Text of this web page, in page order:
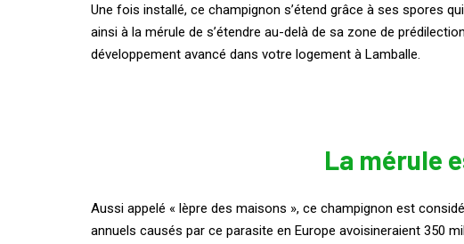
Une fois installé, ce champignon s’étend grâce à ses spores
ainsi à la mérule de s’étendre au-delà de sa zone de
développement avancé dans votre logement à Lamballe.
La mérule
Aussi appelé « lèpre des maisons », ce champignon est
annuels causés par ce parasite en Europe avoisineraient 350